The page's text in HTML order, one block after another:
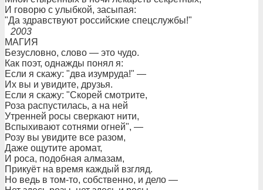
И говорю с улыбкой, засыпая:
"Да здравствуют российские спецслужбы!"
2003
МАГИЯ
Безусловно, слово — это чудо.
Как поэт, однажды понял я:
Если я скажу: "два изумруда!" —
Их вы и увидите, друзья.
Если я скажу: "Скорей смотрите,
Роза распустилась, а на ней
Утренней росы сверкают нити,
Вспыхивают сотнями огней", —
Розу вы увидите все разом,
Даже ощутите аромат,
И роса, подобная алмазам,
Прикуёт на время каждый взгляд.
Но ведь в том-то, собственно, и дело —